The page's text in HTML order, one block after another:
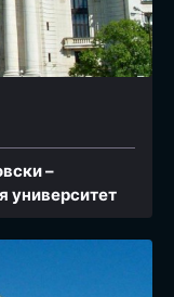
–
университет